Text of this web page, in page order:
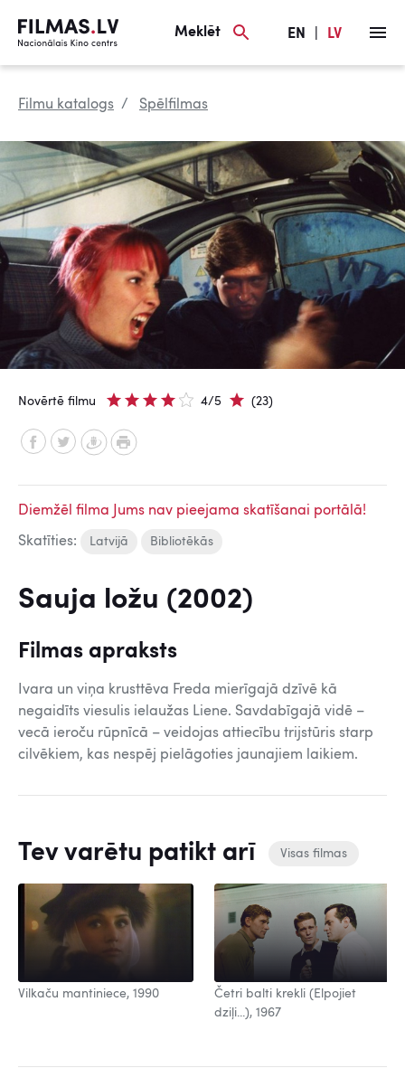
Meklēt EN LV
Filmu katalogs Spēlfilmas
Novērtē filmu 4/5 (23)
Diemžēl filma Jums nav pieejama skatīšanai portālā!
Skatīties: Latvijā Bibliotēkās
Sauja ložu (2002)
Filmas apraksts
Ivara un viņa krusttēva Freda mierīgajā dzīvē kā
negaidīts viesulis ielaužas Liene. Savdabīgajā vidē –
vecā ieroču rūpnīcā – veidojas attiecību trijstūris starp
cilvēkiem, kas nespēj pielāgoties jaunajiem laikiem.
Tev varētu patikt arī Visas filmas
Vilkaču mantiniece, 1990
Četri balti krekli (Elpojiet
dziļi...), 1967